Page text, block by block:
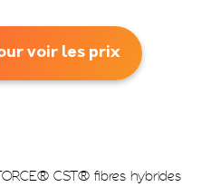
voir les prix
FORCE® CST® fibres hybrides